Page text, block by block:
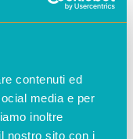
contenuti ed
media e per
inoltre
nostro sito con i
, che
pubblici
per
su